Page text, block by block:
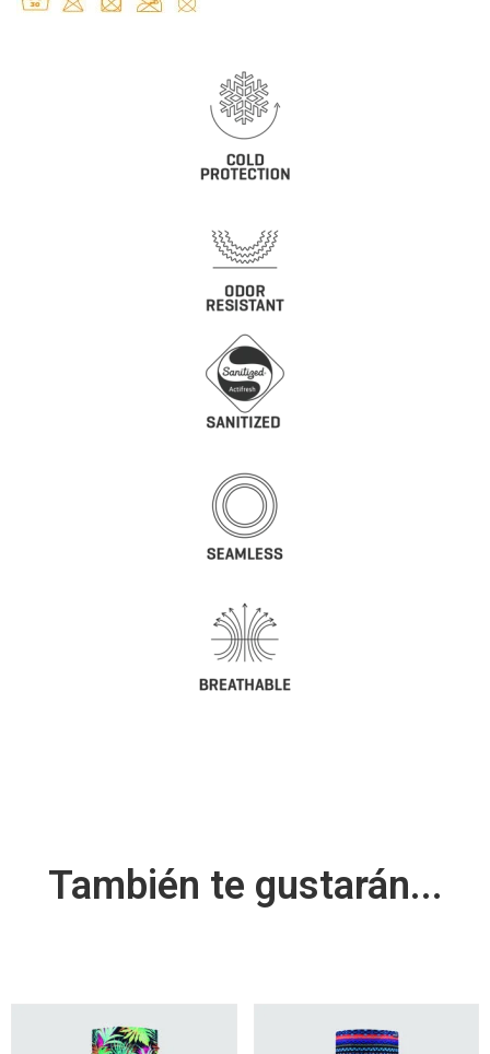
También te gustarán...